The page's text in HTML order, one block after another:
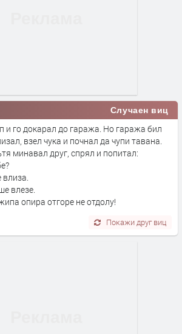
Случаен виц
и го докарал до гаража. Но гаража бил
взел чука и почнал да чупи тавана.
минавал друг, спрял и попитал:
влезе.
опира отгоре не отдолу!
Покажи друг виц